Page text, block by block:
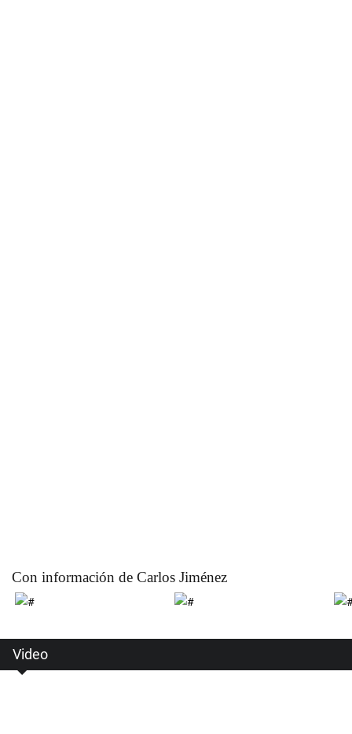
Con información de Carlos Jiménez
Video